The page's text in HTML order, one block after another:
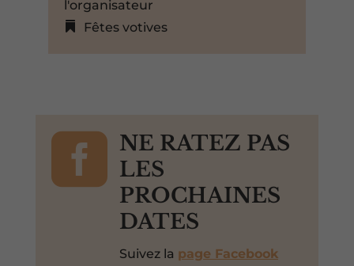
l'organisateur
Fêtes votives

NE RATEZ PAS
LES
PROCHAINES
DATES
Suivez la page Facebook